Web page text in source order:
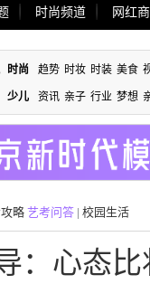
时尚频道 网红
时尚 趋势 时妆 时装 美食
少儿 资讯 亲子 行业 梦想
略 艺考问答 | 校园生活
：心态